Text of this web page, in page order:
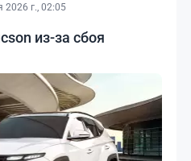
2026 г., 02:05
из-за сбоя